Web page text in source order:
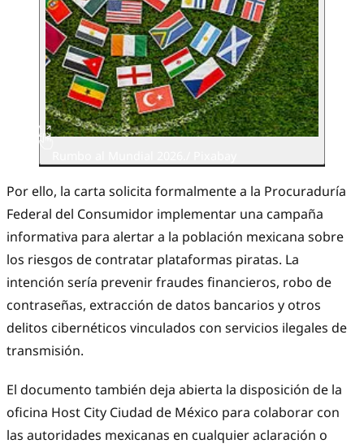
Por ello, la carta solicita formalmente a la Procuraduría
Federal del Consumidor implementar una campaña
informativa para alertar a la población mexicana sobre
los riesgos de contratar plataformas piratas. La
intención sería prevenir fraudes financieros, robo de
contraseñas, extracción de datos bancarios y otros
delitos cibernéticos vinculados con servicios ilegales de
transmisión.
El documento también deja abierta la disposición de la
oficina Host City Ciudad de México para colaborar con
las autoridades mexicanas en cualquier aclaración o